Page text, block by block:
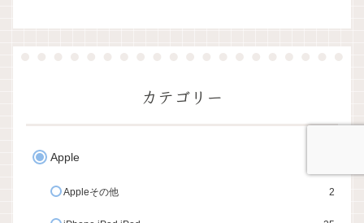
カテゴリー
Apple
Appleその他 2